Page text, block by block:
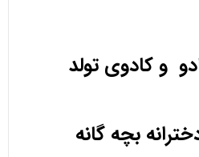
و کادوی تولد
بچه گانه